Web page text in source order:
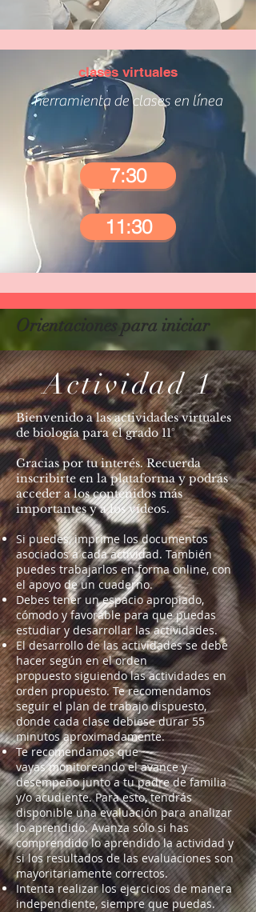
clases virtuales
herramienta de clases en línea
7:30
11:30
Orientaciones para iniciar
Actividad 1
Bienvenido a las actividades virtuales
de biología para el grado 11°
Gracias por tu interés. Recuerda
inscribirte en la plataforma y podrás
acceder a los contenidos más
importantes y a los vídeos.
Si puedes, imprime los documentos
asociados a cada actividad. También
puedes trabajarlos en forma online, con
el apoyo de un cuaderno.
Debes tener un espacio apropiado,
cómodo y favorable para que puedas
estudiar y desarrollar las actividades.
El desarrollo de las actividades se debe
hacer según en el orden
propuesto siguiendo las actividades en
orden propuesto. Te recomendamos
seguir el plan de trabajo dispuesto,
donde cada clase debiese durar 55
minutos aproximadamente.
Te recomendamos que
vayas monitoreando el avance y
desempeño junto a tu padre de familia
y/o acudiente. Para esto, tendrás
disponible una evaluación para analizar
lo aprendido. Avanza sólo si has
comprendido lo aprendido la actividad y
si los resultados de las evaluaciones son
mayoritariamente correctos.
Intenta realizar los ejercicios de manera
independiente, siempre que puedas.